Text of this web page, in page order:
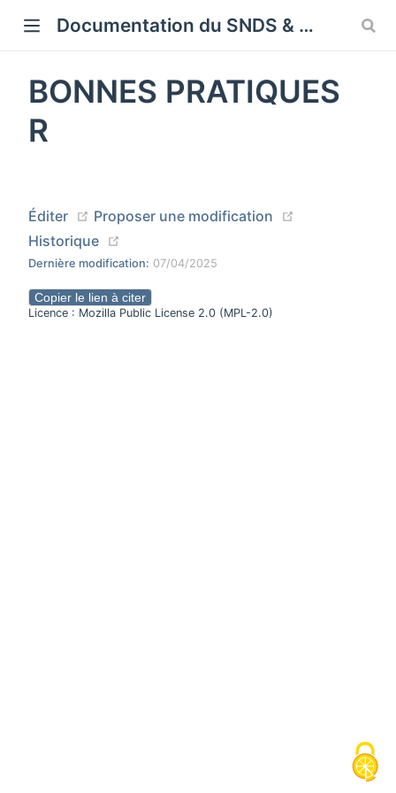
Documentation du SNDS & SNDS OMOP
BONNES PRATIQUES
R
Éditer (opens new window)
Proposer une modification
Historique
Dernière modification: 07/04/2025
Copier le lien à citer
Licence : Mozilla Public License 2.0 (MPL-2.0)